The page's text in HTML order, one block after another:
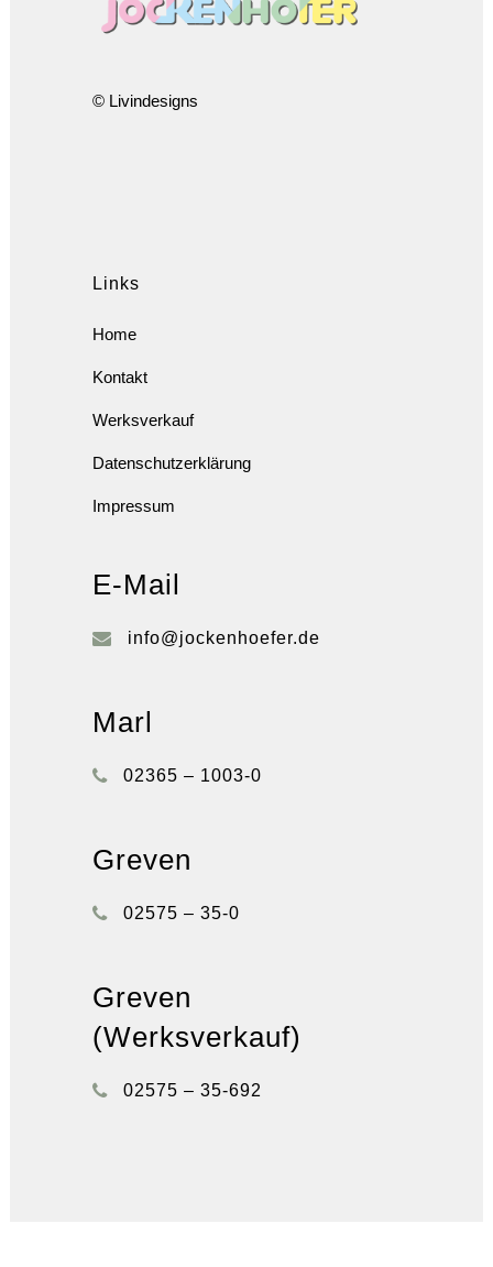
© Livindesigns
Links
Home
Kontakt
Werksverkauf
Datenschutzerklärung
Impressum
E-Mail
info@jockenhoefer.de
Marl
02365 – 1003-0
Greven
02575 – 35-0
Greven
(Werksverkauf)
02575 – 35-692